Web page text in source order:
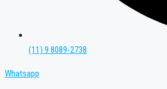
(11) 9 8089-2738
Whatsapp